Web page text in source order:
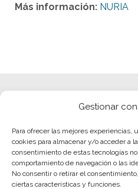
Gestionar
Para ofrecer las mejores experiencias,
cookies para almacenar y/o acceder a
consentimiento de estas tecnologías
comportamiento de navegación o las
No consentir o retirar el
ciertas características y funciones.
Más información: NURIA